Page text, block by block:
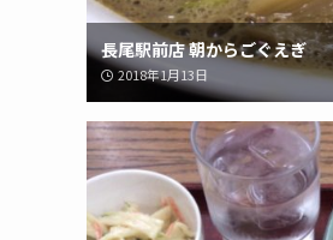
長尾駅前店 朝からごぐえぎ
2018年1月13日